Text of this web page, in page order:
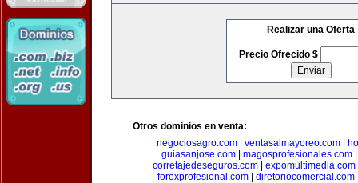
Realizar una Oferta
Precio Ofrecido $
Otros dominios en venta:
negociosagro.com
ventasalmayoreo.com
guiasanjose.com| magosprofesionales.com
corretajedeseguros.com
expomultimedia.com
forexprofesional.com| diretoriocomercial.com